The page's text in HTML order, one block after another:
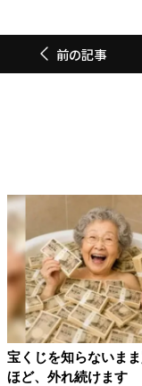
前の記事
宝くじを知らないま
ほど、外れ続けます